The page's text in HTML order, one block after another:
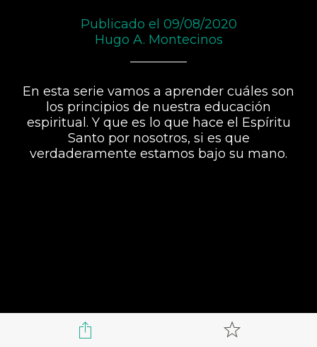
Publicado el 09/08/2020
Hugo A. Montecinos
En esta serie vamos a aprender cuáles son
los principios de nuestra educación
espiritual. Y que es lo que hace el Espíritu
Santo por nosotros, si es que
verdaderamente estamos bajo su mano.